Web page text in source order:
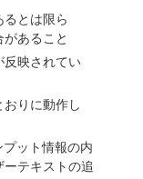
るとは限ら
あること
反映されてい
りに動作し
ット情報の内
テキストの追